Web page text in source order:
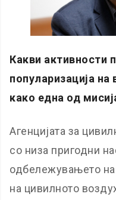
Какви активности
популаризација
како една од
Агенцијата за
со низа пригодни
одбележувањето
на цивилното